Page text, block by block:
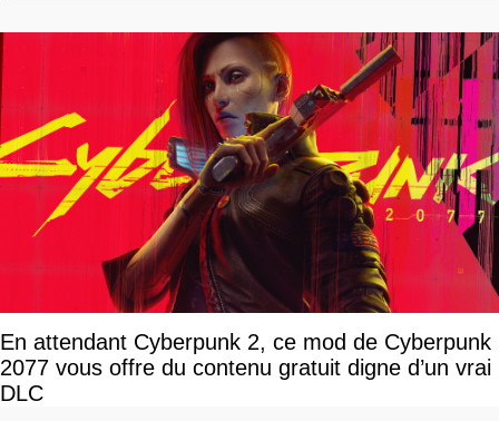
En attendant Cyberpunk 2, ce mod de Cyberpunk
2077 vous offre du contenu gratuit digne d’un vrai
DLC